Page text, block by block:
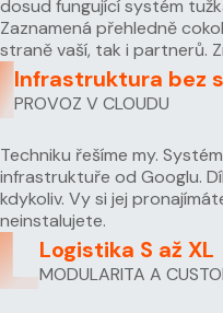
dosud fungující systém
Zaznamená přehledně
straně vaší, tak i partnerů.
Infrastruktura bez
PROVOZ V CLOUDU
Techniku řešíme my.
infrastruktuře od Googlu.
kdykoliv. Vy si jej
neinstalujete.
Logistika S až XL
MODULARITA A